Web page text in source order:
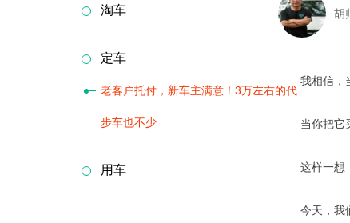
淘车
定车
老客户托付，新车主满意！3万左右的代
步车也不少
用车
胡
我相信，
当你把它
这样一想
今天，我